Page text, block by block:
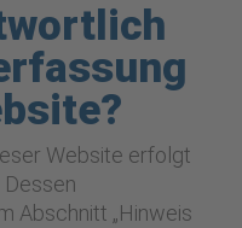
Website erfolgt
Abschnitt „Hinweis